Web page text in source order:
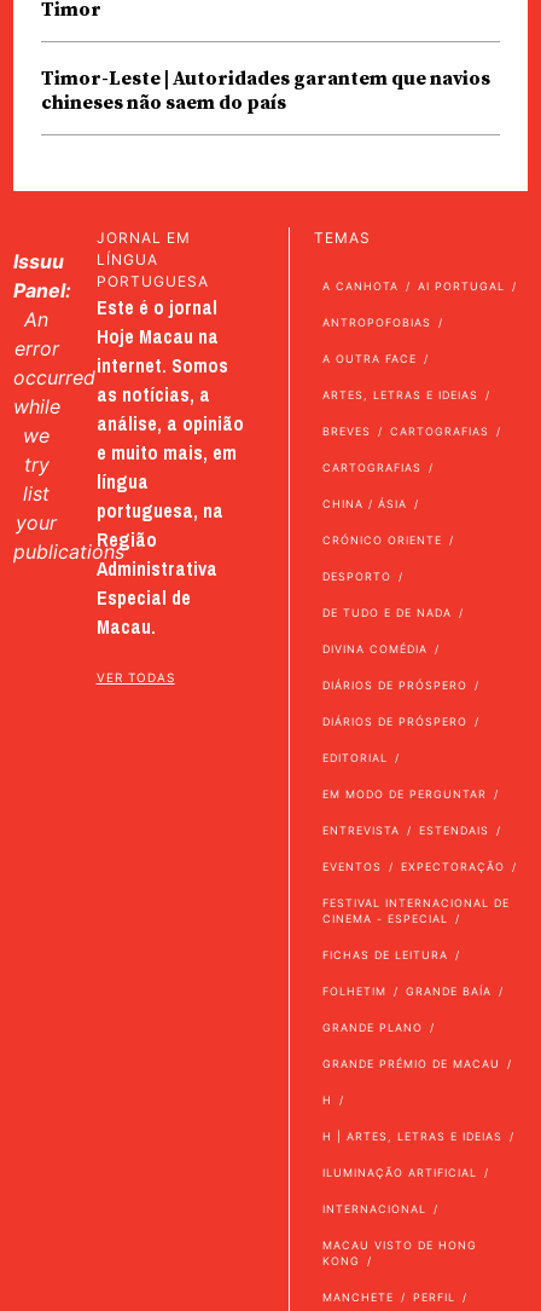
Timor
Timor-Leste | Autoridades garantem que navios
chineses não saem do país
Issuu
Panel:
An
error
occurred
while
we
try
list
your
publications
JORNAL EM
LÍNGUA
PORTUGUESA
Este é o jornal
Hoje Macau na
internet. Somos
as notícias, a
análise, a opinião
e muito mais, em
língua
portuguesa, na
Região
Administrativa
Especial de
Macau.
VER TODAS
TEMAS
A CANHOTA AI PORTUGAL
ANTROPOFOBIAS
A OUTRA FACE
ARTES, LETRAS E IDEIAS
BREVES CARTOGRAFIAS
CARTOGRAFIAS
CHINA / ÁSIA
CRÓNICO ORIENTE
DESPORTO
DE TUDO E DE NADA
DIVINA COMÉDIA
DIÁRIOS DE PRÓSPERO
DIÁRIOS DE PRÓSPERO
EDITORIAL
EM MODO DE PERGUNTAR
ENTREVISTA ESTENDAIS
EVENTOS EXPECTORAÇÃO
FESTIVAL INTERNACIONAL DE
CINEMA - ESPECIAL
FICHAS DE LEITURA
FOLHETIM GRANDE BAÍA
GRANDE PLANO
GRANDE PRÉMIO DE MACAU
H
H | ARTES, LETRAS E IDEIAS
ILUMINAÇÃO ARTIFICIAL
INTERNACIONAL
MACAU VISTO DE HONG
KONG
MANCHETE PERFIL